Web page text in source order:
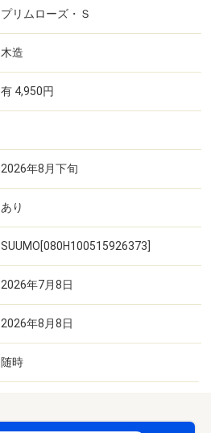
プリムローズ・Ｓ
木造
有 4,950円
2026年8月下旬
あり
SUUMO[080H100515926373]
2026年7月8日
2026年8月8日
随時